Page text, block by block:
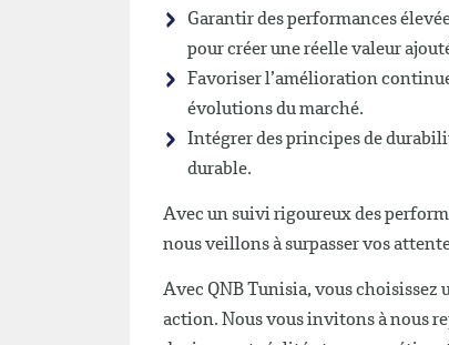
Garantir des performances
pour créer une réelle valeur
Favoriser l’amélioration
évolutions du marché.
Intégrer des principes de
durable.
Avec un suivi rigoureux des
nous veillons à surpasser vos
Avec QNB Tunisia, vous
action. Nous vous invitons à nous